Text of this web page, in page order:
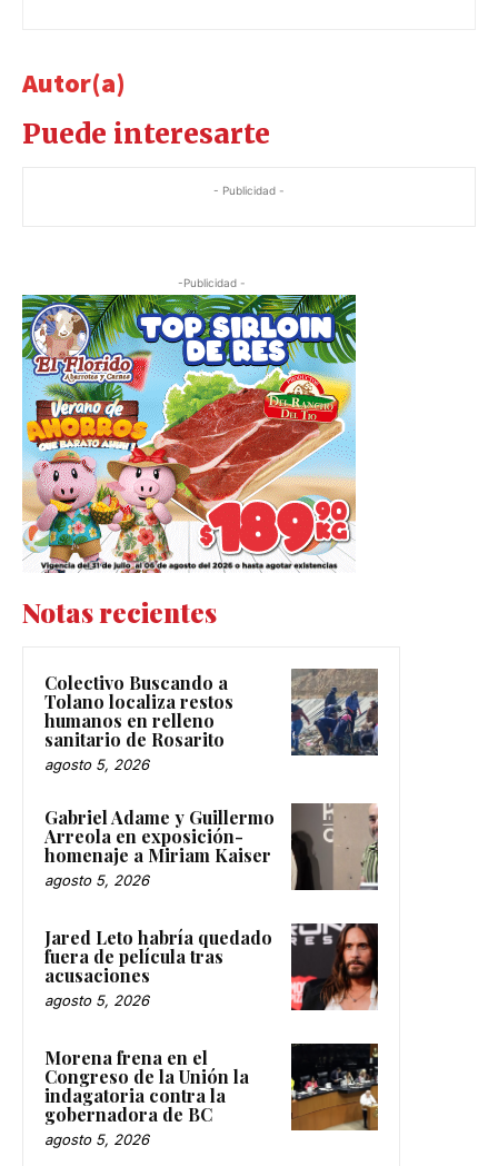
Autor(a)
Puede interesarte
- Publicidad -
-Publicidad -
Notas recientes
Colectivo Buscando a
Tolano localiza restos
humanos en relleno
sanitario de Rosarito
agosto 5, 2026
Gabriel Adame y Guillermo
Arreola en exposición-
homenaje a Miriam Kaiser
agosto 5, 2026
Jared Leto habría quedado
fuera de película tras
acusaciones
agosto 5, 2026
Morena frena en el
Congreso de la Unión la
indagatoria contra la
gobernadora de BC
agosto 5, 2026